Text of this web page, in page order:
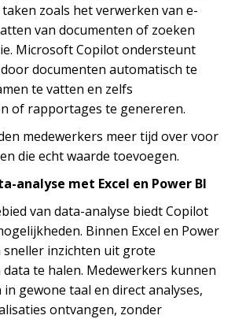
zoals het verwerken van e-
van documenten of zoeken
Microsoft Copilot ondersteunt
documenten automatisch te
te vatten en zelfs
of rapportages te genereren.
medewerkers meer tijd over voor
die echt waarde toevoegen.
analyse met Excel en Power BI
van data-analyse biedt Copilot
Binnen Excel en Power
sneller inzichten uit grote
data te halen. Medewerkers kunnen
gewone taal en direct analyses,
ontvangen, zonder